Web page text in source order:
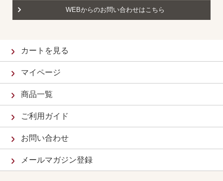
WEBからのお問い合わせはこちら
カートを見る
マイページ
商品一覧
ご利用ガイド
お問い合わせ
メールマガジン登録